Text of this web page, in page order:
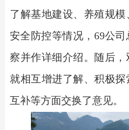
了解基地建设、养殖规
安全防控等情况，69公
察并作详细介绍。随后，
就相互增进了解、积极
互补等方面交换了意见。